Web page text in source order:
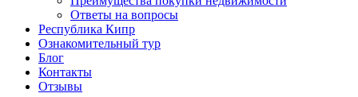
Ответы на вопросы
Республика Кипр
Ознакомительный тур
Блог
Контакты
Отзывы